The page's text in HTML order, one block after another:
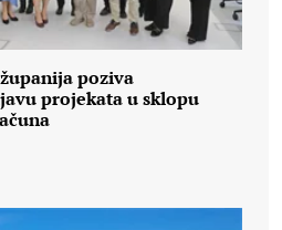
poziva
projekata u sklopu